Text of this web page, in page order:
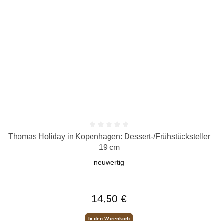
Durchschnittliche Bewertung von 0 von 5 Sternen
Thomas Holiday in Kopenhagen: Dessert-/Frühstücksteller
19 cm
neuwertig
14,50 €
In den Warenkorb